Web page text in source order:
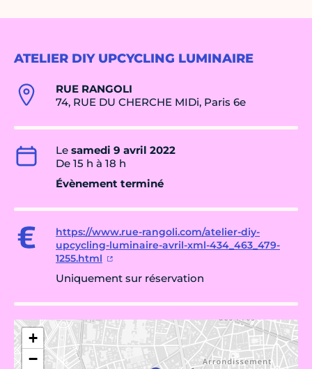
ATELIER DIY UPCYCLING LUMINAIRE
RUE RANGOLI
74, RUE DU CHERCHE MIDi, Paris 6e
Le samedi 9 avril 2022
De 15 h à 18 h
Évènement terminé
https://www.rue-rangoli.com/atelier-diy-
upcycling-luminaire-avril-xml-434_463_479-
1255.html
Uniquement sur réservation
+
−